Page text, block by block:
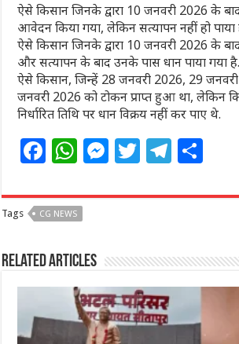
ऐसे किसान जिनके द्वारा 10 जनवरी 2026 के
आवेदन किया गया, लेकिन सत्यापन नहीं हो पाया
ऐसे किसान जिनके द्वारा 10 जनवरी 2026 के
और सत्यापन के बाद उनके पास धान पाया गया है.
ऐसे किसान, जिन्हें 28 जनवरी 2026, 29
जनवरी 2026 को टोकन प्राप्त हुआ था, लेकिन
निर्धारित तिथि पर धान विक्रय नहीं कर पाए थे.
F
c
e
b
o
k
W
at
s
A
p
p
M
ss
n
g
e
r
T
itt
r
T
e
ra
m
ar
Tags CG NEWS
Related Articles